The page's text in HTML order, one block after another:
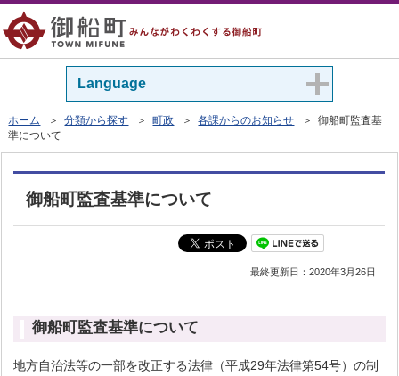
Language
ホーム ＞分類から探す ＞町政 ＞各課からのお知らせ ＞ 御船町監査基
準について
御船町監査基準について
最終更新日：2020年3月26日
御船町監査基準について
地方自治法等の一部を改正する法律（平成29年法律第54号）の制